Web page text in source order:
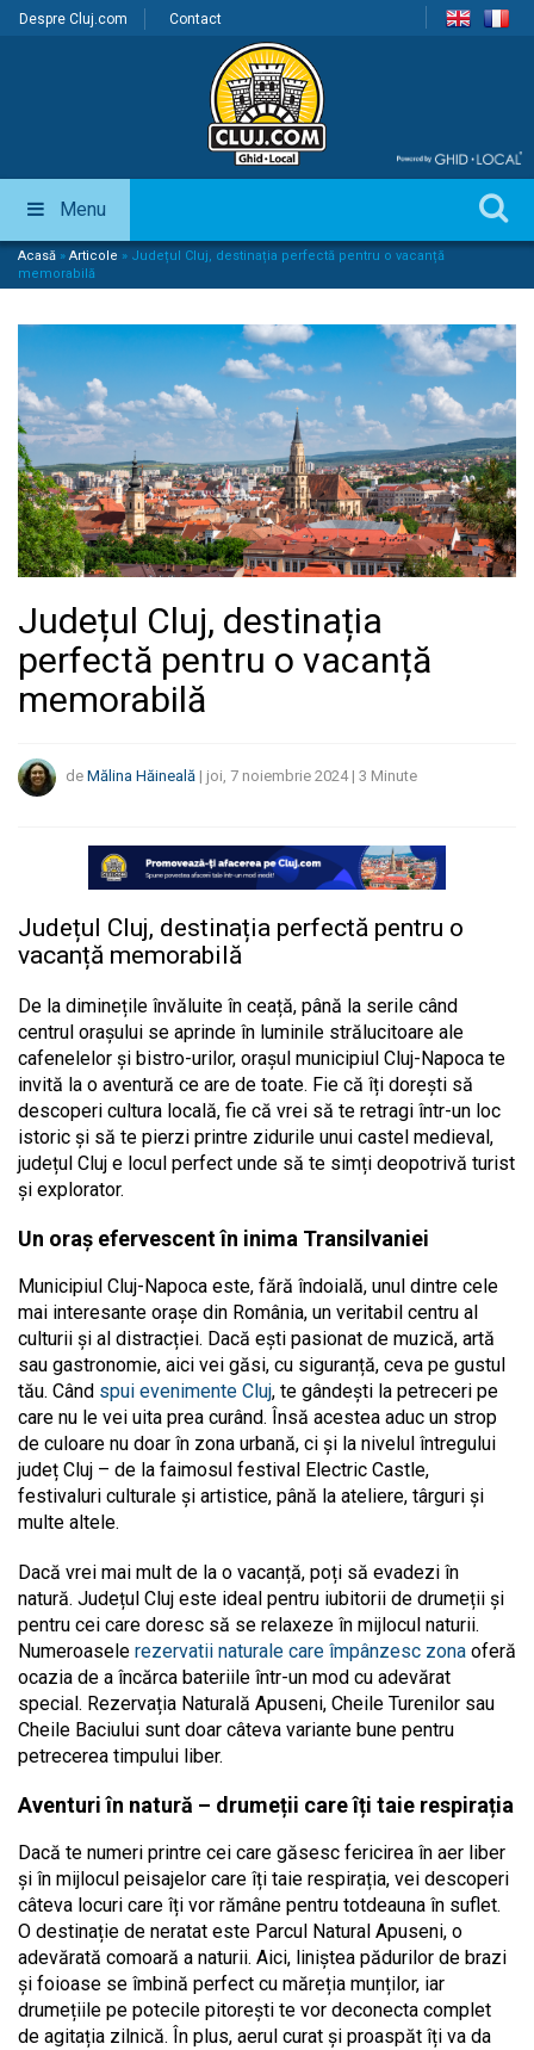
Despre Cluj.com Contact
Menu
Acasă » Articole » Județul Cluj, destinația perfectă pentru o vacanță
memorabilă
Județul Cluj, destinația
perfectă pentru o vacanță
memorabilă
de Mălina Hăineală | joi, 7 noiembrie 2024| 3 Minute
Județul Cluj, destinația perfectă pentru o
vacanță memorabilă
De la diminețile învăluite în ceață, până la serile când
centrul orașului se aprinde în luminile strălucitoare ale
cafenelelor și bistro-urilor, orașul municipiul Cluj-Napoca te
invită la o aventură ce are de toate. Fie că îți dorești să
descoperi cultura locală, fie că vrei să te retragi într-un loc
istoric și să te pierzi printre zidurile unui castel medieval,
județul Cluj e locul perfect unde să te simți deopotrivă turist
și explorator.
Un oraș efervescent în inima Transilvaniei
Municipiul Cluj-Napoca este, fără îndoială, unul dintre cele
mai interesante orașe din România, un veritabil centru al
culturii și al distracției. Dacă ești pasionat de muzică, artă
sau gastronomie, aici vei găsi, cu siguranță, ceva pe gustul
tău. Când spui evenimente Cluj, te gândești la petreceri pe
care nu le vei uita prea curând. Însă acestea aduc un strop
de culoare nu doar în zona urbană, ci și la nivelul întregului
județ Cluj – de la faimosul festival Electric Castle,
festivaluri culturale și artistice, până la ateliere, târguri și
multe altele.
Dacă vrei mai mult de la o vacanță, poți să evadezi în
natură. Județul Cluj este ideal pentru iubitorii de drumeții și
pentru cei care doresc să se relaxeze în mijlocul naturii.
Numeroasele rezervatii naturale care împânzesc zona oferă
ocazia de a încărca bateriile într-un mod cu adevărat
special. Rezervația Naturală Apuseni, Cheile Turenilor sau
Cheile Baciului sunt doar câteva variante bune pentru
petrecerea timpului liber.
Aventuri în natură – drumeții care îți taie respirația
Dacă te numeri printre cei care găsesc fericirea în aer liber
și în mijlocul peisajelor care îți taie respirația, vei descoperi
câteva locuri care îți vor rămâne pentru totdeauna în suflet.
O destinație de neratat este Parcul Natural Apuseni, o
adevărată comoară a naturii. Aici, liniștea pădurilor de brazi
și foioase se îmbină perfect cu măreția munților, iar
drumețiile pe potecile pitorești te vor deconecta complet
de agitația zilnică. În plus, aerul curat și proaspăt îți va da